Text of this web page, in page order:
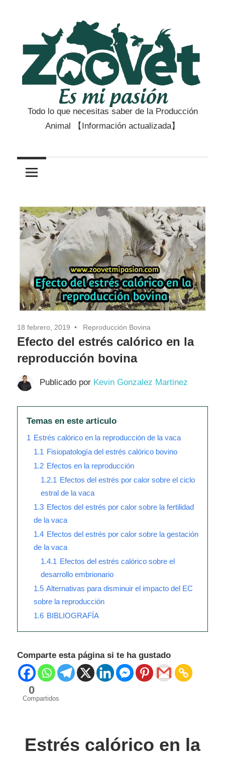
contenido
Zootecnia
Veterinaria
mi
Pasión
Todo lo que necesitas saber de la Producción
Animal 【Información actualizada】
18 febrero, 2019 Reproducción Bovina
Efecto del estrés calórico en la
reproducción bovina
Publicado por Kevin Gonzalez Martinez
Temas en este articulo
1 Estrés calórico en la reproducción de la vaca
1.1 Fisiopatología del estrés calórico bovino
1.2 Efectos en la reproducción
1.2.1 Efectos del estrés por calor sobre el ciclo
estral de la vaca
1.3 Efectos del estrés por calor sobre la fertilidad
de la vaca
1.4 Efectos del estrés por calor sobre la gestación
de la vaca
1.4.1 Efectos del estrés calórico sobre el
desarrollo embrionario
1.5 Alternativas para disminuir el impacto del EC
sobre la reproducción
1.6 BIBLIOGRAFÍA
Comparte esta página si te ha gustado
0
Compartidos
Estrés calórico en la